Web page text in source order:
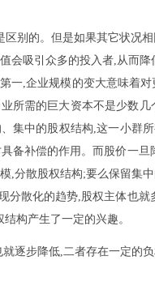
别的。但是如果其它状况
吸引众多的投入者,从而
,企业规模的变大意味着
需的巨大资本不是少数几
集中的股权结构,这一小群
备补偿的作用。而股价一
,分散股权结构;要么保留集
散化的趋势,股权主体也
构产生了一定的兴趣。
逐步降低,二者存在一定的负